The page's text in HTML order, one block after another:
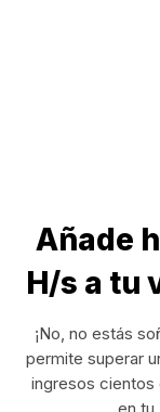
Añade
H/s a tu
¡No, no estás
permite superar
ingresos cientos
en tu